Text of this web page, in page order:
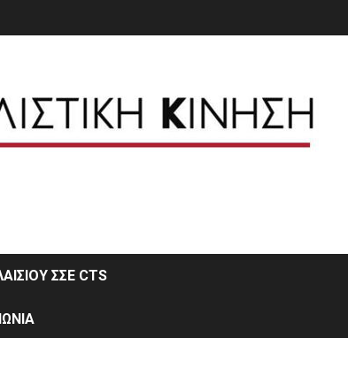
ΣΣΕ CTS